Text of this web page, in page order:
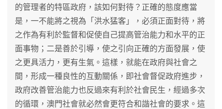
的管理者的特區政府，該如何對待？正確的態度應當
是，一不能將之視為「洪水猛客」，必須正面對待，將
之作為有利於監督和促使自己提高管治能力和水平的正
面事物；二是善於引導，使之引向正確的方面發展，使
之更具活力，更有生氣。這樣，就能在政府與社會之
間，形成一種良性的互動關係，即社會督促政府進步，
政府改善管治能力也反過來有利於社會民生，經過多次
的循環，澳門社會就必然會更符合和諧社會的要求。這